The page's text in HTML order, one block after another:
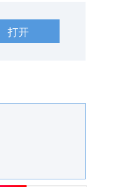
仿宋体转换器